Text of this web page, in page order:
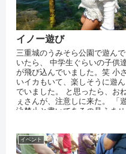
イノー遊び
三重城のうみそら公園で遊んで
いたら、 中学生ぐらいの子供
が飛び込んでいました。笑 小さ
いイカもいて、楽しそうに遊ん
でいました。 と思ったら、お
ぇさんが、注意しに来た。 「
泳禁止と書いてあるの見えませ
イベント